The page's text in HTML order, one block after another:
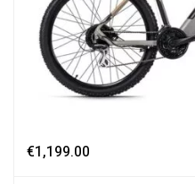
€1,199.00